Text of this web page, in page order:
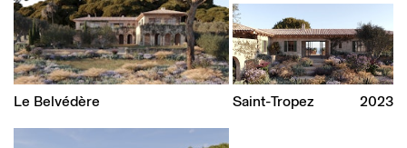
Le Belvédère Saint-Tropez 2023